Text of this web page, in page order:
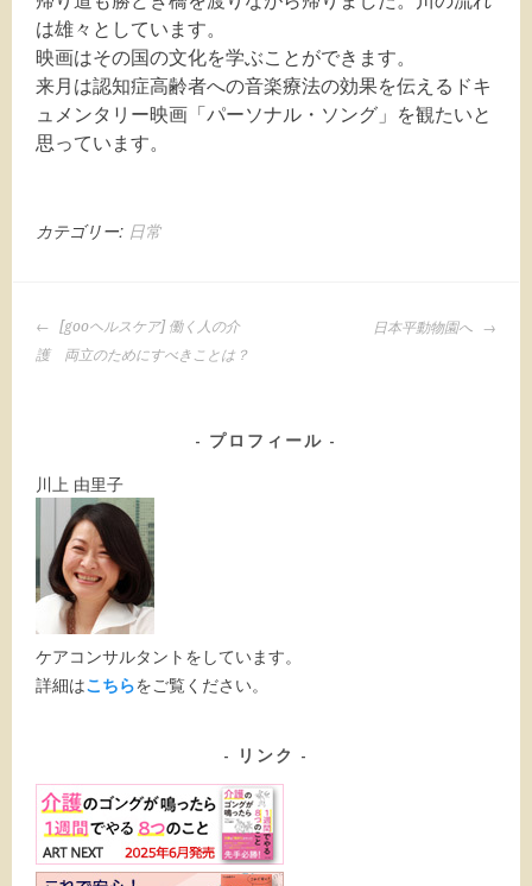
は雄々としています。
映画はその国の文化を学ぶことができます。
来月は認知症高齢者への音楽療法の効果を伝えるドキ
ュメンタリー映画「パーソナル・ソング」を観たいと
思っています。
カテゴリー: 日常
投
稿
ナ
ョ
[gooヘルスケア] 働く人の介
護 両立のためにすべきことは？
日本平動物園へ
プロフィール
川上 由里子
ケアコンサルタントをしています。
詳細はこちらをご覧ください。
リンク